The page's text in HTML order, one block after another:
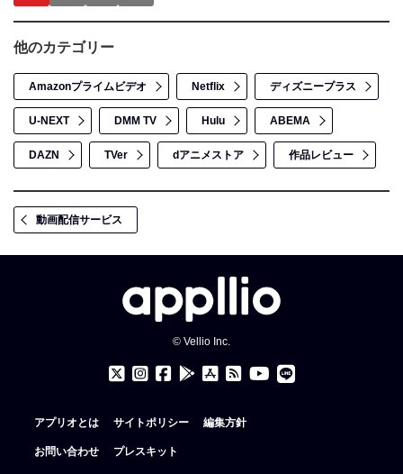
他のカテゴリー
Amazonプライムビデオ Netflix ディズニープラス
U-NEXT DMM TV Hulu ABEMA
DAZN TVer dアニメストア 作品レビュー
動画配信サービス
© Vellio Inc.
アプリオとは サイトポリシー 編集方針
お問い合わせ プレスキット